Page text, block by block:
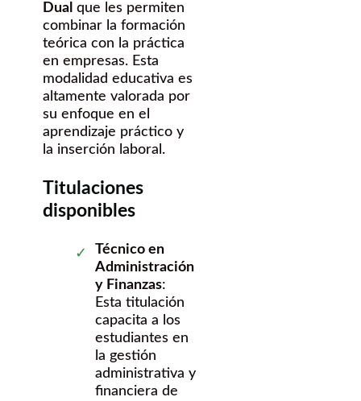
Dual que les permiten
combinar la formación
teórica con la práctica
en empresas. Esta
modalidad educativa es
altamente valorada por
su enfoque en el
aprendizaje práctico y
la inserción laboral.
Titulaciones
disponibles
Técnico en
Administración
y Finanzas:
Esta titulación
capacita a los
estudiantes en
la gestión
administrativa y
financiera de